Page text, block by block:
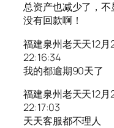
总资产也减少了，
没有回款啊！
福建泉州老天天12
22:16:34
我的都逾期90天了
福建泉州老天天12
22:17:03
天天客服都不理人